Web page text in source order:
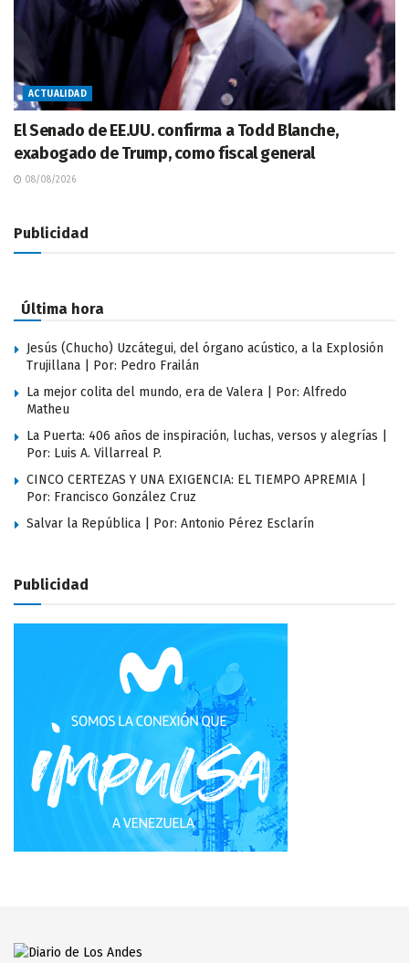
ACTUALIDAD
El Senado de EE.UU. confirma a Todd Blanche,
exabogado de Trump, como fiscal general
08/08/2026
Publicidad
Última hora
Jesús (Chucho) Uzcátegui, del órgano acústico, a la Explosión
Trujillana | Por: Pedro Frailán
La mejor colita del mundo, era de Valera | Por: Alfredo
Matheu
La Puerta: 406 años de inspiración, luchas, versos y alegrías |
Por: Luis A. Villarreal P.
CINCO CERTEZAS Y UNA EXIGENCIA: EL TIEMPO APREMIA |
Por: Francisco González Cruz
Salvar la República | Por: Antonio Pérez Esclarín
Publicidad